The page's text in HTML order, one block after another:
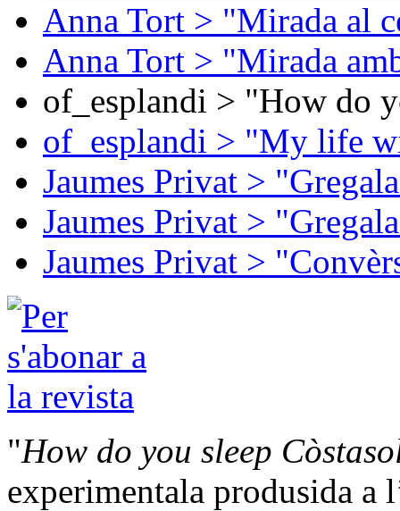
Anna Tort > "Mirada al
Anna Tort > "Mirada
of_esplandi > "How do
of_esplandi > "My life
Jaumes Privat >
Jaumes Privat >
Jaumes Privat >
"How do you sleep
experimentala produsida a